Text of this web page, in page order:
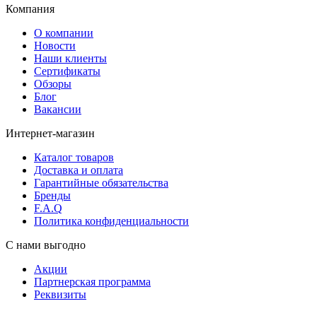
Компания
О компании
Новости
Наши клиенты
Сертификаты
Обзоры
Блог
Вакансии
Интернет-магазин
Каталог товаров
Доставка и оплата
Гарантийные обязательства
Бренды
F.A.Q
Политика конфиденциальности
С нами выгодно
Акции
Партнерская программа
Реквизиты